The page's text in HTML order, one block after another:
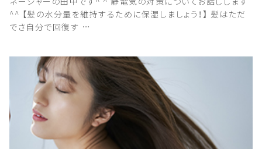
^^ 【髪の水分量を維持するために保湿しましょう！】 髪はただ
でさ自分で回復す …